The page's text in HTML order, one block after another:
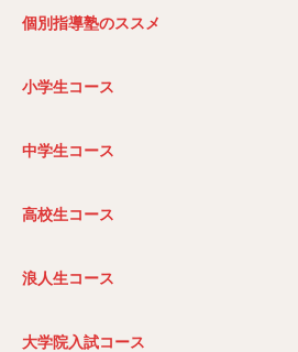
個別指導塾のススメ
小学生コース
中学生コース
高校生コース
浪人生コース
大学院入試コース